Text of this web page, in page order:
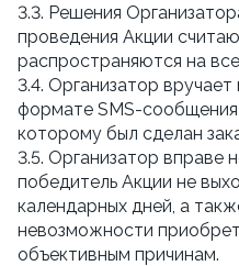
3.3. Решения
проведения Акции
распространяются на
3.4. Организатор
формате SMS-
которому был сделан
3.5. Организатор вправе
победитель Акции не
календарных дней, а
невозможности
объективным причинам.